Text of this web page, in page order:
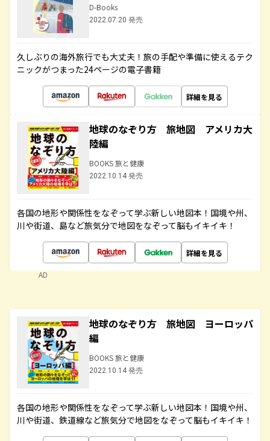
D-Books
2022.07.20 発売
久しぶりの海外旅行でも大丈夫！旅の手配や準備に使えるテク
ニックがつまった24ページの電子書籍
詳細を見る
地球のなぞり方 旅地図 アメリカ大
陸編
BOOKS 旅と健康
2022.10.14 発売
各国の地形や関係性をなぞって学ぶ新しい地図本！国境や州、
川や街道、島など旅気分で地図をなぞって脳もイキイキ！
詳細を見る
AD
地球のなぞり方 旅地図 ヨーロッパ
編
BOOKS 旅と健康
2022.10.14 発売
各国の地形や関係性をなぞって学ぶ新しい地図本！国境や州、
川や街道、鉄道線など旅気分で地図をなぞって脳もイキイキ！